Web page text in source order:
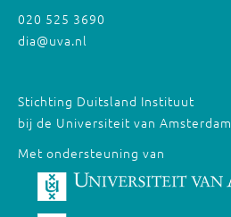
020 525 3690
dia@uva.nl
Stichting Duitsland Instituut
bij de Universiteit van Amsterdam
Met ondersteuning van